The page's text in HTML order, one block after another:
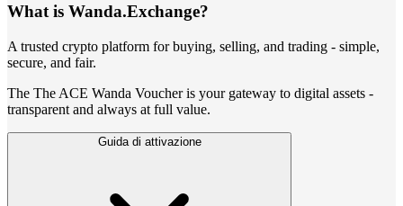
What is Wanda.Exchange?
A trusted crypto platform for buying, selling, and trading - simple,
secure, and fair.
The The ACE Wanda Voucher is your gateway to digital assets -
transparent and always at full value.
Guida di attivazione